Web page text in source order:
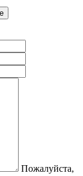
Пожалуйста,